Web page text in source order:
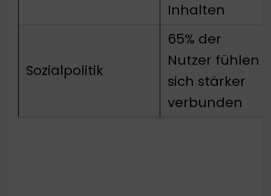
Inhalten
Sozialpolitik
65% der
Nutzer fühlen
sich stärker
verbunden